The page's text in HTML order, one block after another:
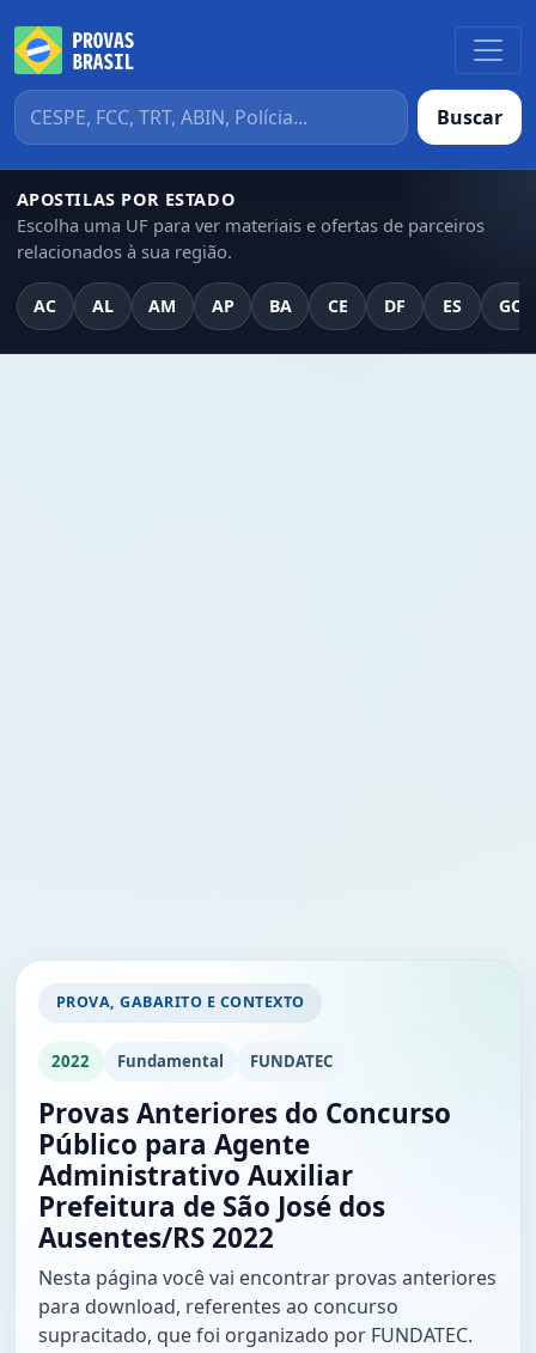
Buscar
APOSTILAS POR ESTADO
Escolha uma UF para ver materiais e ofertas de parceiros
relacionados à sua região.
AC AL AM AP BA CE DF ES GO
PROVA, GABARITO E CONTEXTO
2022 Fundamental FUNDATEC
Provas Anteriores do Concurso
Público para Agente
Administrativo Auxiliar
Prefeitura de São José dos
Ausentes/RS 2022
Nesta página você vai encontrar provas anteriores
para download, referentes ao concurso
supracitado, que foi organizado por FUNDATEC.